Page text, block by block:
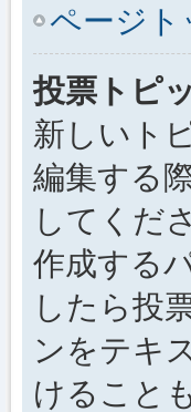
ページト
投票トピ
新しいト
編集する
してくだ
作成する
したら投
ンをテキ
けること